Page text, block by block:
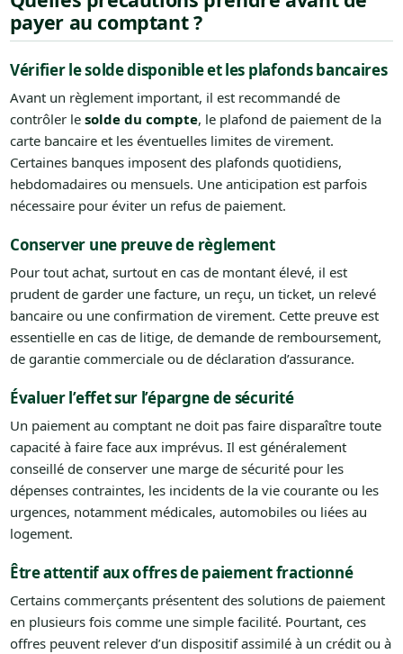
payer au comptant ?
Vérifier le solde disponible et les plafonds bancaires
Avant un règlement important, il est recommandé de
contrôler le solde du compte, le plafond de paiement de la
carte bancaire et les éventuelles limites de virement.
Certaines banques imposent des plafonds quotidiens,
hebdomadaires ou mensuels. Une anticipation est parfois
nécessaire pour éviter un refus de paiement.
Conserver une preuve de règlement
Pour tout achat, surtout en cas de montant élevé, il est
prudent de garder une facture, un reçu, un ticket, un relevé
bancaire ou une confirmation de virement. Cette preuve est
essentielle en cas de litige, de demande de remboursement,
de garantie commerciale ou de déclaration d’assurance.
Évaluer l’effet sur l’épargne de sécurité
Un paiement au comptant ne doit pas faire disparaître toute
capacité à faire face aux imprévus. Il est généralement
conseillé de conserver une marge de sécurité pour les
dépenses contraintes, les incidents de la vie courante ou les
urgences, notamment médicales, automobiles ou liées au
logement.
Être attentif aux offres de paiement fractionné
Certains commerçants présentent des solutions de paiement
en plusieurs fois comme une simple facilité. Pourtant, ces
offres peuvent relever d’un dispositif assimilé à un crédit ou à